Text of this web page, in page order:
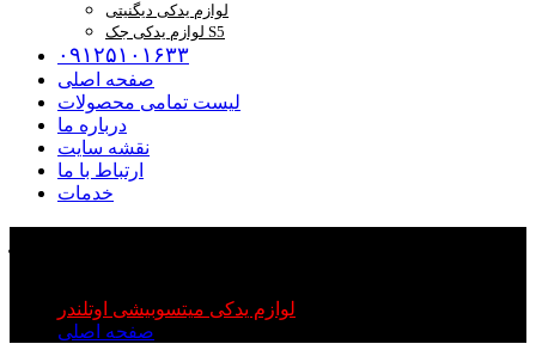
لوازم یدکی دیگنیتی
لوازم یدکی جک S5
۰۹۱۲۵۱۰۱۶۳۳
صفحه اصلی
لیست تمامی محصولات
درباره ما
نقشه سایت
ارتباط با ما
خدمات
لوازم یدکی میتسوبیشی اوتلندر
صفحه اصلی